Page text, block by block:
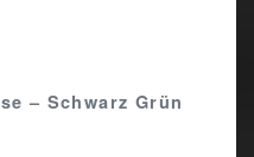
– Schwarz Grün